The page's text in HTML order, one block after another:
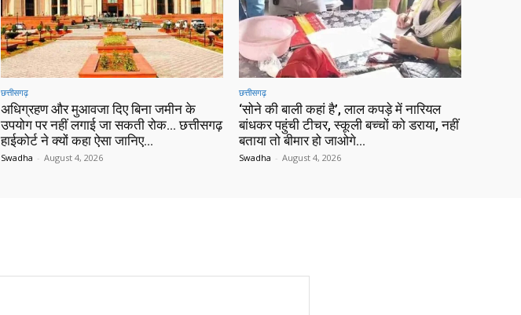
छत्तीसगढ़
अधिग्रहण और मुआवजा दिए बिना जमीन के
उपयोग पर नहीं लगाई जा सकती रोक… छत्तीसगढ़
हाईकोर्ट ने क्यों कहा ऐसा जानिए…
Swadha - August 4, 2026
छत्तीसगढ़
‘सोने की बाली कहां है’, लाल कपड़े में नारियल
बांधकर पहुंची टीचर, स्कूली बच्चों को डराया, नहीं
बताया तो बीमार हो जाओगे…
Swadha - August 4, 2026